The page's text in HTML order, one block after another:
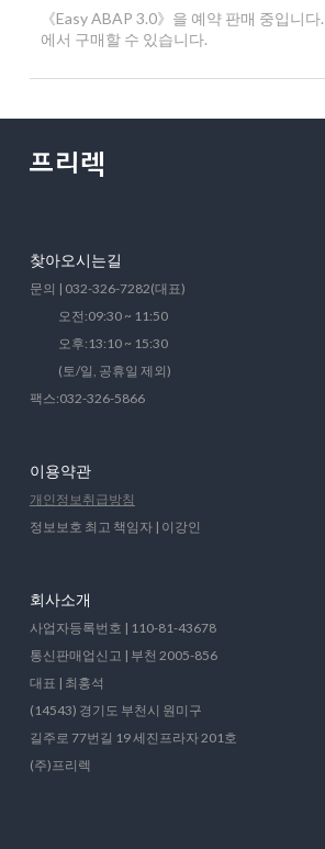
《Easy ABAP 3.0》을 예약 판매 중입니
에서 구매할 수 있습니다.
찾아오시는길
문의 | 032-326-7282(대표)
오전:09:30 ~ 11:50
오후:13:10 ~ 15:30
(토/일, 공휴일 제외)
팩스:032-326-5866
이용약관
개인정보취급방침
정보보호 최고 책임자 | 이강인
회사소개
사업자등록번호 | 110-81-43678
통신판매업신고 | 부천 2005-856
대표 | 최홍석
(14543) 경기도 부천시 원미구
길주로 77번길 19 세진프라자 201호
(주)프리렉